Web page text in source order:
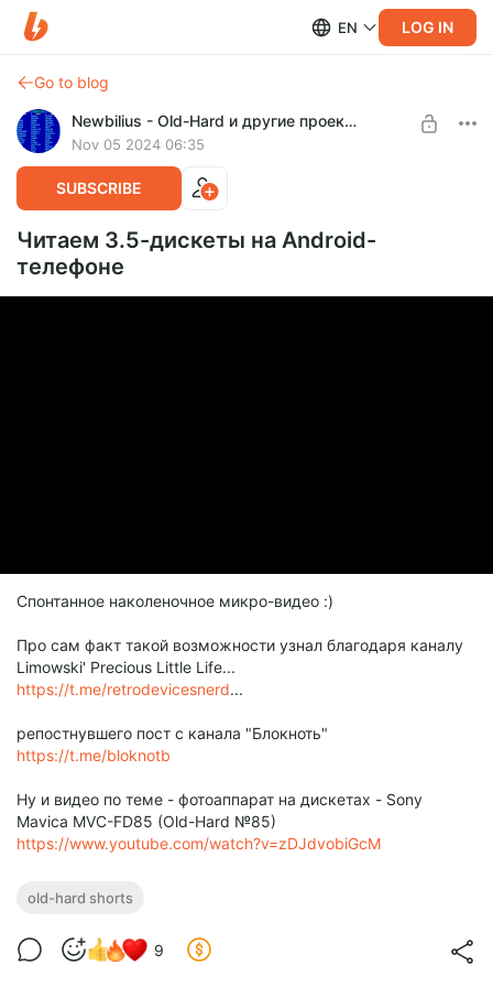
EN LOG IN
Go to blog
Newbilius - Old-Hard и другие проекты
Nov 05 2024 06:35
SUBSCRIBE
Читаем 3.5-дискеты на Android-
телефоне
Спонтанное наколеночное микро-видео :)
Про сам факт такой возможности узнал благодаря каналу
Limowski' Precious Little Life...
https://t.me/retrodevicesnerd...
репостнувшего пост с канала "Блокноть"
https://t.me/bloknotb
Ну и видео по теме - фотоаппарат на дискетах - Sony
Mavica MVC-FD85 (Old-Hard №85)
https://www.youtube.com/watch?v=zDJdvobiGcM
old-hard shorts
9